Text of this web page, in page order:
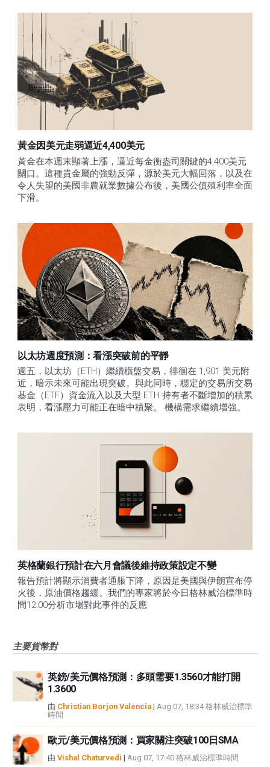
黃金因美元走弱逼近4,400美元
黃金在本週末顯著上漲，逼近每金衡盎司關鍵的4,400美元
關口。這種貴金屬的強勁反彈，源於美元大幅回落，以及在
令人失望的美國非農就業數據公布後，美國公債殖利率全面
下滑。
以太坊週度預測：看漲突破前的平靜
週五，以太坊（ETH）繼續橫盤交易，徘徊在 1,901 美元附
近，暗示未來可能出現突破。與此同時，穩定的交易所交易
基金（ETF）資金流入以及大型 ETH 持有者不斷增加的積累
表明，看漲壓力可能正在暗中積聚。 機構需求繼續增強。
英格蘭銀行預計在六月會議後維持政策設定不變
報告預計將顯示消費者通脹下降，原因是美國與伊朗宣布停
火後，原油價格趨緩。我們的專家將於今日格林威治標準時
間12:00分析市場對此事件的反應
主要貨幣對
英鎊/美元價格預測：多頭需要1.3560才能打開
1.3600
由 Christian Borjon Valencia | Aug 07, 18:34 格林威治標準
時間
歐元/美元價格預測：買家關注突破100日SMA
由 Vishal Chaturvedi | Aug 07, 17:40 格林威治標準時間